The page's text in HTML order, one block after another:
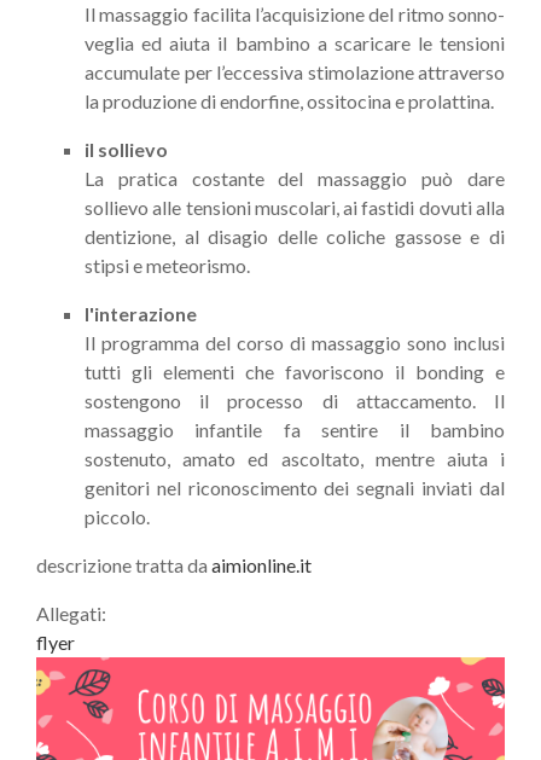
Il massaggio facilita l’acquisizione del ritmo sonno-
veglia ed aiuta il bambino a scaricare le tensioni
accumulate per l’eccessiva stimolazione attraverso
la produzione di endorfine, ossitocina e prolattina.
il sollievo
La pratica costante del massaggio può dare
sollievo alle tensioni muscolari, ai fastidi dovuti alla
dentizione, al disagio delle coliche gassose e di
stipsi e meteorismo.
l'interazione
Il programma del corso di massaggio sono inclusi
tutti gli elementi che favoriscono il bonding e
sostengono il processo di attaccamento. Il
massaggio infantile fa sentire il bambino
sostenuto, amato ed ascoltato, mentre aiuta i
genitori nel riconoscimento dei segnali inviati dal
piccolo.
descrizione tratta da aimionline.it
Allegati:
flyer